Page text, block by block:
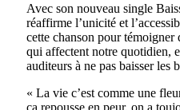
Avec son nouveau single
réaffirme l’unicité et
cette chanson pour témoigner
qui affectent notre quotidien,
auditeurs à ne pas baisser les
« La vie c’est comme une
ça repousse en peur, on a